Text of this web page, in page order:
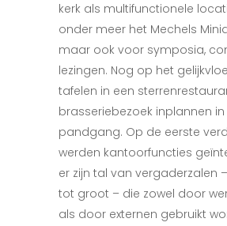
kerk als multifunctionele
onder meer het Mechels
maar ook voor symposia,
lezingen. Nog op het
tafelen in een
brasseriebezoek inplannen
pandgang. Op de eerste
werden kantoorfuncties
er zijn tal van vergaderzalen
tot groot – die zowel door
als door externen gebruikt